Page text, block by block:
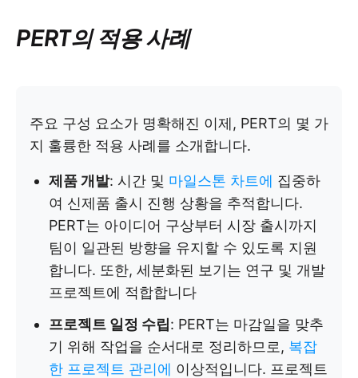
PERT의 적용 사례
주요 구성 요소가 명확해진 이제, PERT의 몇 가
지 훌륭한 적용 사례를 소개합니다.
제품 개발: 시간 및 마일스톤 차트에 집중하
여 신제품 출시 진행 상황을 추적합니다.
PERT는 아이디어 구상부터 시장 출시까지
팀이 일관된 방향을 유지할 수 있도록 지원
합니다. 또한, 세분화된 보기는 연구 및 개발
프로젝트에 적합합니다
프로젝트 일정 수립: PERT는 마감일을 맞추
기 위해 작업을 순서대로 정리하므로, 복잡
한 프로젝트 관리에 이상적입니다. 프로젝트